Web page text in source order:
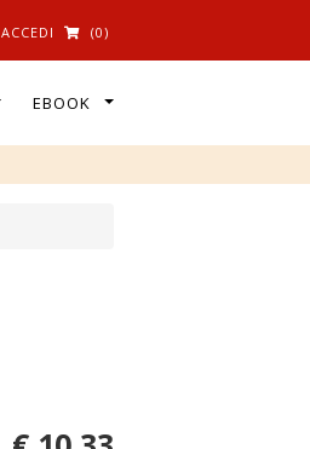
ACCEDI (0)
EBOOK